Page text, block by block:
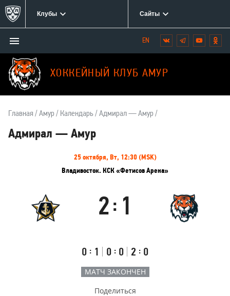
Клубы Сайты
ХОККЕЙНЫЙ КЛУБ АМУР
Открыть/
закрыть
меню
Мы
в
социальных
сетях:
Вконтакте
Telegram
YouTube
Главная Амур Календарь Адмирал — Амур
Адмирал — Амур
25 октября, Вт, 12:30 (MSK)
Владивосток. КСК «Фетисов Арена»
Адмирал 2 : 1
Первый
тайм
0 : 1
Второй
тайм
0 : 0
Третий
тайм
2 : 0
Амур
МАТЧ ЗАКОНЧЕН
Поделиться